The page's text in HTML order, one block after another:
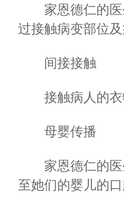
家恩德仁的医
过接触病变部位
间接接触
接触病人的衣
母婴传播
家恩德仁的医
至她们的婴儿的口